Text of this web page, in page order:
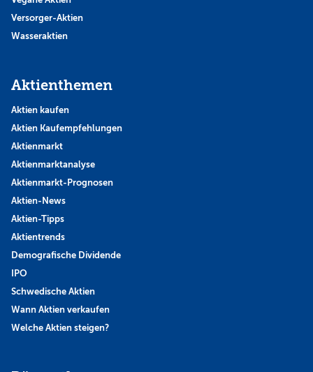
Versorger-Aktien
Wasseraktien
Aktienthemen
Aktien kaufen
Aktien Kaufempfehlungen
Aktienmarkt
Aktienmarktanalyse
Aktienmarkt-Prognosen
Aktien-News
Aktien-Tipps
Aktientrends
Demografische Dividende
IPO
Schwedische Aktien
Wann Aktien verkaufen
Welche Aktien steigen?